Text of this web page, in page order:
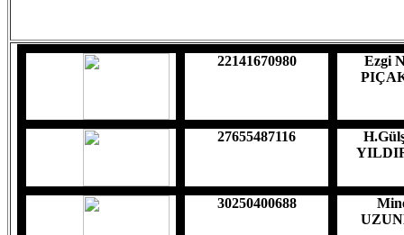
22141670980
Ezgi
27655487116
30250400688